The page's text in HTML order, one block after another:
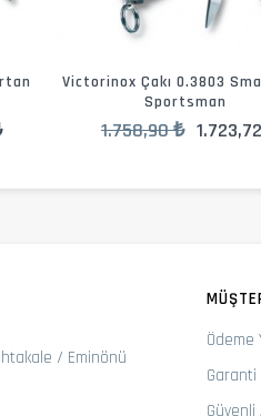
Victorinox Çakı 0.3803
Sportsman
1.758,90 ₺
/ Eminönü
Ödeme
Garanti
Güvenli